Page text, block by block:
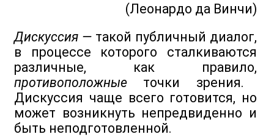
(Леонардо да Винчи)
Дискуссия — такой публичный диалог,
в процессе которого сталкиваются
различные, как правило,
противоположные точки зрения.
Дискуссия чаще всего готовится, но
может возникнуть непредвиденно и
быть неподготовленной.